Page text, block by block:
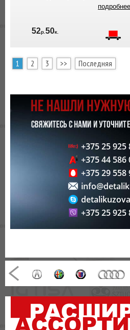
подробнее
52р.50к.
1 2 3 >> Последняя
НЕ НАШЛИ
СВЯЖИТЕСЬ С НАМИ И
+375 25 925
+375 44 586
+375 29 558
detalikuzova
+375 25 925